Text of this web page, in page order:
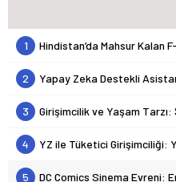
1 Hindistan’da Mahsur Kalan
2 Yapay Zeka Destekli Asistanlar:
3 Girişimcilik ve Yaşam Tarzı:
4 YZ ile Tüketici Girişimciliği:
5 DC Comics Sinema Evreni: